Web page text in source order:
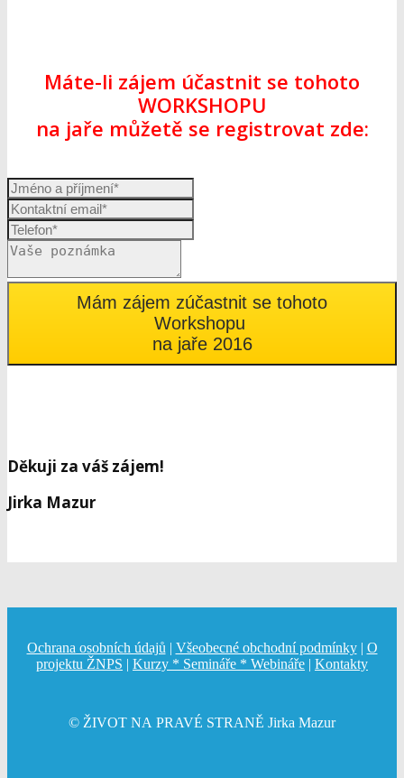
Máte-li zájem účastnit se tohoto
WORKSHOPU
na jaře můžetě se registrovat zde:
Mám zájem zúčastnit se tohoto
Workshopu
na jaře 2016
Děkuji za váš zájem!
Jirka Mazur
Ochrana osobních údajů | Všeobecné obchodní podmínky | O
projektu ŽNPS | Kurzy * Semináře * Webináře | Kontakty
© ŽIVOT NA PRAVÉ STRANĚ Jirka Mazur